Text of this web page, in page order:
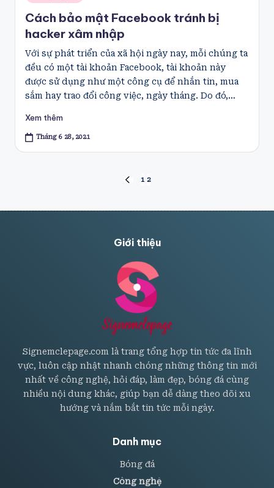
in
Cách bảo mật Facebook tránh bị
hacker xâm nhập
Với sự phát triển của xã hội ngày nay, mỗi chúng ta
đều có một tài khoản Facebook, tài khoản này
được sử dụng như một công cụ để nhắn tin, mua
sắm hay trao đổi công việc, ngày tháng. Do đó,…
Xem thêm
Tháng 6 28, 2021
trang
PREVIOUS
1 2
Giới thiệu
Signemclepage.com là trang tổng hợp tin tức đa lĩnh
vực, luôn cập nhật nhanh chóng những thông tin mới
nhất về công nghệ, hỏi đáp, làm đẹp, bóng đá cùng
nhiều nội dung khác, giúp bạn dễ dàng theo dõi xu
hướng và nắm bắt tin tức mỗi ngày.
Danh mục
Bóng đá
Công nghệ